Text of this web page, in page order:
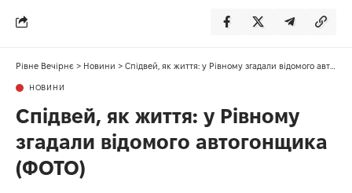
Рівне Вечірнє > Новини > Спідвей, як життя: у Рівному згадали відомого автогонщика (ФОТО)
НОВИНИ
Спідвей, як життя: у Рівному
згадали відомого автогонщика
(ФОТО)